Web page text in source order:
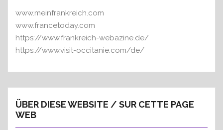
www.meinfrankreich.com
www.francetoday.com
https://www.frankreich-webazine.de/
https://www.visit-occitanie.com/de/
ÜBER DIESE WEBSITE / SUR CETTE PAGE
WEB